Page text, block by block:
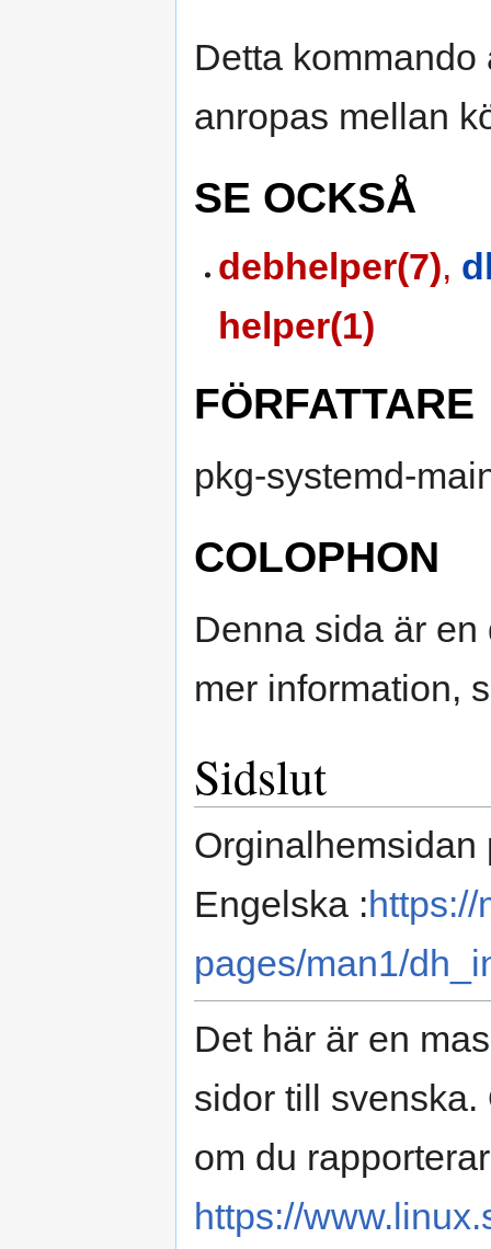
Detta
anropas mellan
SE OCKSÅ
debhelper(7),
helper(1)
FÖRFATTARE
pkg-systemd-
COLOPHON
Denna sida är
mer information,
Sidslut
Orginalhemsidan
Engelska :https://
pages/man1/
Det här är en
sidor till svenska.
om du
https://